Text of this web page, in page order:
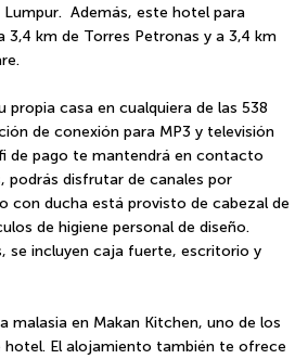
Lumpur.  Además, este hotel para
km de Torres Petronas y a 3,4 km
propia casa en cualquiera de las 538
de conexión para MP3 y televisión
de pago te mantendrá en contacto
podrás disfrutar de canales por
con ducha está provisto de cabezal de
de higiene personal de diseño.
se incluyen caja fuerte, escritorio y
malasia en Makan Kitchen, uno de los
hotel. El alojamiento también te ofrece